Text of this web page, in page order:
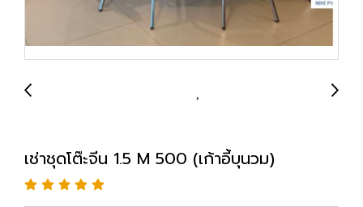
เช่าชุดโต๊ะจีน 1.5 M 500 (เก้าอี้บุนวม)